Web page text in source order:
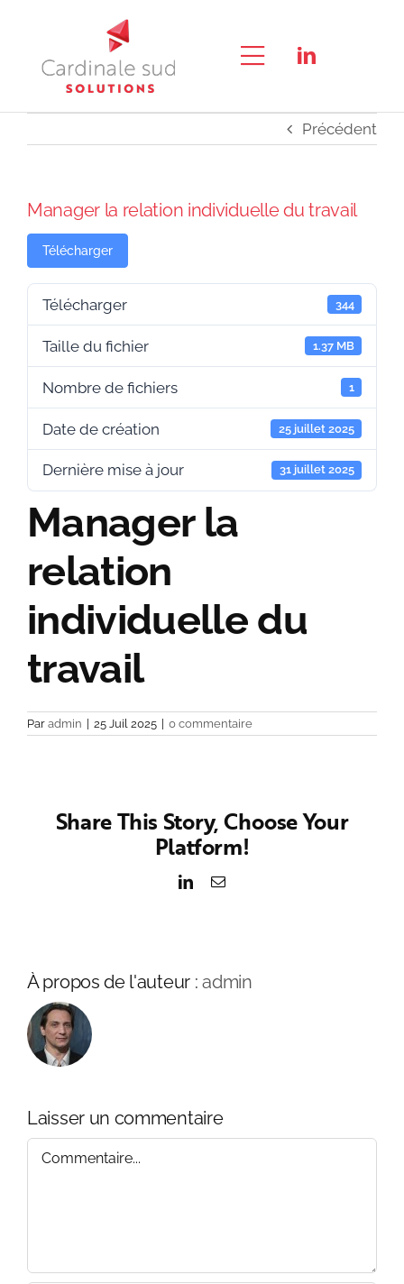
Toggle
Navigation
RECHERCHER:
L’APPROCHE QUALITÉ SOCIALE®
FORMATION & E-LEARNING
EXPERTISE
NOUS CONTACTER
Précédent
Manager la relation individuelle du travail
Télécharger
Télécharger 344
Taille du fichier 1.37 MB
Nombre de fichiers 1
Date de création 25 juillet 2025
Dernière mise à jour 31 juillet 2025
Manager la
relation
individuelle du
travail
Par admin 25 Juil 2025 0 commentaire
Share This Story, Choose Your
Platform!
LinkedInEmail
À propos de l'auteur :admin
Laisser un commentaire
Commentaire